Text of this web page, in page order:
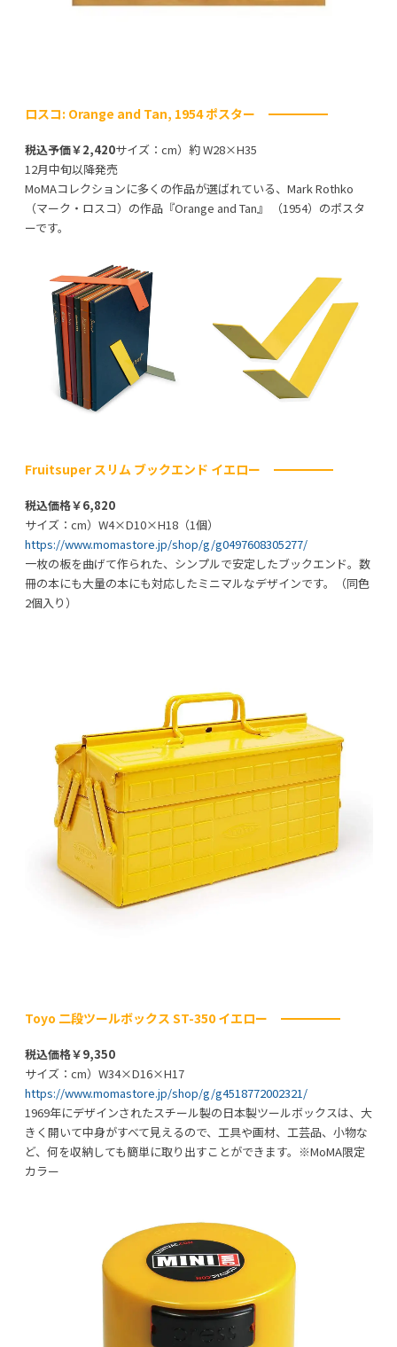
ロスコ: Orange and Tan, 1954 ポスター
税込予価￥2,420サイズ：cm）約 W28×H35
12月中旬以降発売
MoMAコレクションに多くの作品が選ばれている、Mark Rothko
（マーク・ロスコ）の作品『Orange and Tan』 （1954）のポスタ
ーです。
Fruitsuper スリム ブックエンド イエロー
税込価格￥6,820
サイズ：cm）W4×D10×H18（1個）
https://www.momastore.jp/shop/g/g0497608305277/
一枚の板を曲げて作られた、シンプルで安定したブックエンド。数
冊の本にも大量の本にも対応したミニマルなデザインです。（同色
2個入り）
Toyo 二段ツールボックス ST-350 イエロー
税込価格￥9,350
サイズ：cm）W34×D16×H17
https://www.momastore.jp/shop/g/g4518772002321/
1969年にデザインされたスチール製の日本製ツールボックスは、大
きく開いて中身がすべて見えるので、工具や画材、工芸品、小物な
ど、何を収納しても簡単に取り出すことができます。※MoMA限定
カラー